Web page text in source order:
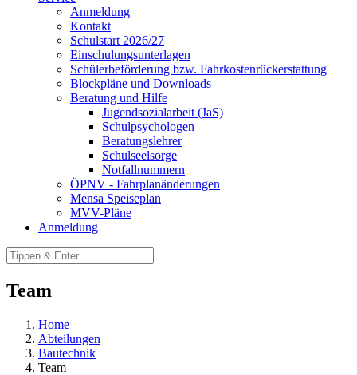
Anmeldung
Kontakt
Schulstart 2026/27
Einschulungsunterlagen
Schülerbeförderung bzw. Fahrkostenrückerstattung
Blockpläne und Downloads
Beratung und Hilfe
Jugendsozialarbeit (JaS)
Schulpsychologen
Beratungslehrer
Schulseelsorge
Notfallnummern
ÖPNV - Fahrplanänderungen
Mensa Speiseplan
MVV-Pläne
Anmeldung
Team
Home
Abteilungen
Bautechnik
Team